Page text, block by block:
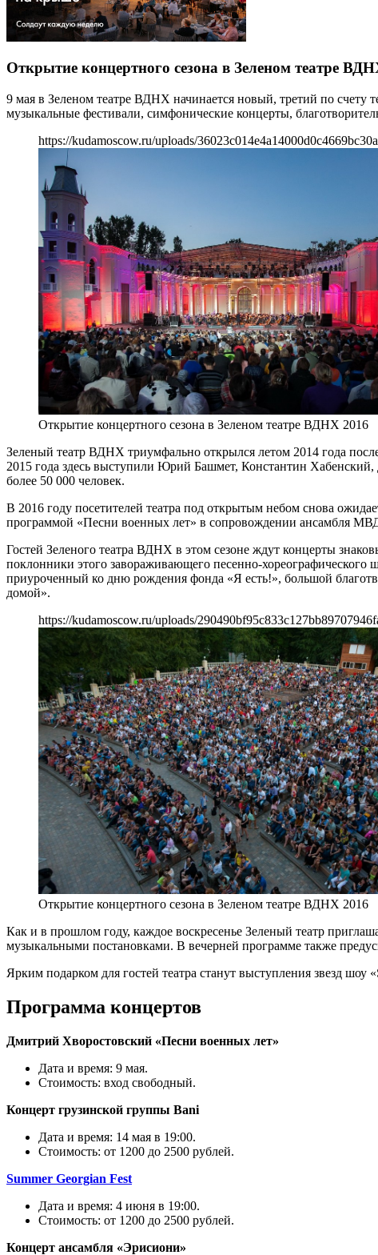
Открытие концертного сезона в Зеленом театре
9 мая в Зеленом театре ВДНХ начинается новый, третий по счету
музыкальные фестивали, симфонические концерты,
https://kudamoscow.ru/uploads/
Открытие концертного сезона в Зеленом театре ВДНХ 2016
Зеленый театр ВДНХ триумфально открылся летом 2014 года
2015 года здесь выступили Юрий Башмет, Константин
более 50 000 человек.
В 2016 году посетителей театра под открытым небом снова
программой «Песни военных лет» в сопровождении ансамбля
Гостей Зеленого театра ВДНХ в этом сезоне ждут концерты
поклонники этого завораживающего песенно-хореографического
приуроченный ко дню рождения фонда «Я есть!», большой
домой».
https://kudamoscow.ru/uploads/
Открытие концертного сезона в Зеленом театре ВДНХ 2016
Как и в прошлом году, каждое воскресенье Зеленый театр
музыкальными постановками. В вечерней программе также
Ярким подарком для гостей театра станут выступления звезд шоу
Программа концертов
Дмитрий Хворостовский «Песни военных лет»
Дата и время: 9 мая.
Стоимость: вход свободный.
Концерт грузинской группы Bani
Дата и время: 14 мая в 19:00.
Стоимость: от 1200 до 2500 рублей.
Summer Georgian Fest
Дата и время: 4 июня в 19:00.
Стоимость: от 1200 до 2500 рублей.
Концерт ансамбля «Эрисиони»